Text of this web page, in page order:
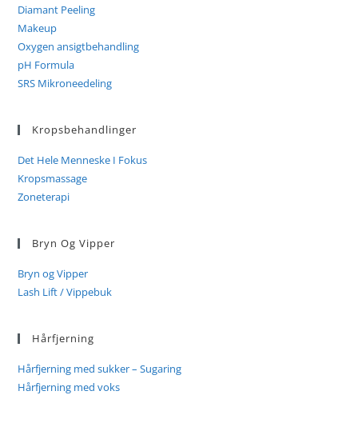
Diamant Peeling
Makeup
Oxygen ansigtbehandling
pH Formula
SRS Mikroneedeling
Kropsbehandlinger
Det Hele Menneske I Fokus
Kropsmassage
Zoneterapi
Bryn Og Vipper
Bryn og Vipper
Lash Lift / Vippebuk
Hårfjerning
Hårfjerning med sukker – Sugaring
Hårfjerning med voks